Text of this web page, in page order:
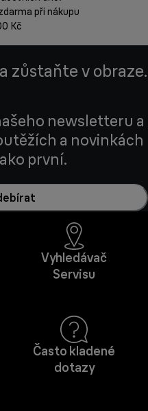
při nákupu
Kč
zůstaňte v obraze.
newsletteru a
a novinkách
první.
Vyhledávač
Servisu
Často kladené
dotazy